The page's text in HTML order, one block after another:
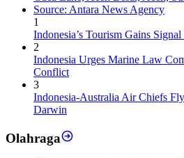
1
Indonesia’s Tourism Gains
2
Indonesia Urges Marine Law
Conflict
3
Indonesia-Australia Air Chiefs
Darwin
Olahraga